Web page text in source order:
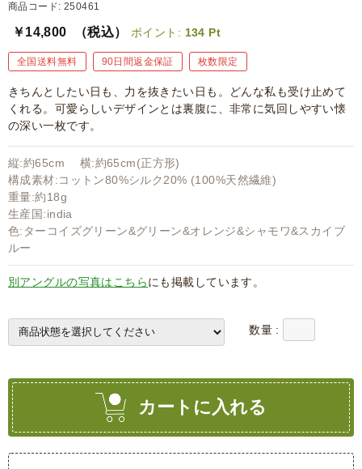
商品コード: 250461
￥14,800 （税込） ポイント: 134 Pt
全国送料無料 90日間返金保証 枚数限定
きちんとしたい日も、力を抜きたい日も。どんな私も受け止めて
くれる。可愛らしいデザインとは裏腹に、非常に気回しやすい懐
の深い一枚です。
縦:約65cm 横:約65cm(正方形)
構成素材:コットン80%シルク20% (100%天然繊維)
重量:約18g
生産国:india
色:ターコイズグリーン&グリーン&オレンジ&シャモワ&スカイブ
ルー
別アングルの写真はこちらにも掲載しています。
数量 :
カートに入れる